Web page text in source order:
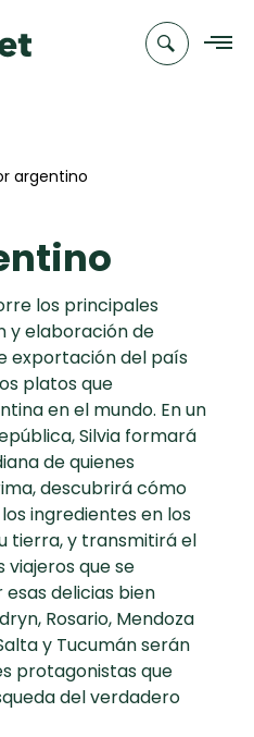
Recetas
Populares
Aguachile de
Camarón de
mi Papá
Hot Pancakes
Galletas con
Chispas de
Chocolate
Key Lime Pie
Red Velvet
Categorias
Cupcakes y
Muffins
A Pura Dulzura
30 min
Todas las
recetas
Canal de
Novedades
Club
elGourmet
argentino
los principales
y elaboración de
exportación del país
platos que
en el mundo. En un
Silvia formará
de quienes
descubrirá cómo
ingredientes en los
tierra, y transmitirá el
viajeros que se
delicias bien
Rosario, Mendoza
y Tucumán serán
protagonistas que
del verdadero